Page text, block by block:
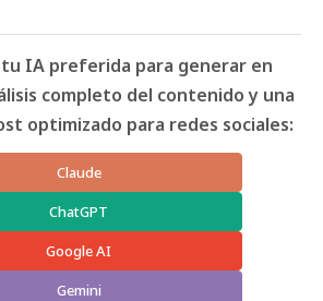
tu IA preferida para generar en
completo del contenido y una
optimizado para redes sociales:
Claude
ChatGPT
Google AI
Gemini